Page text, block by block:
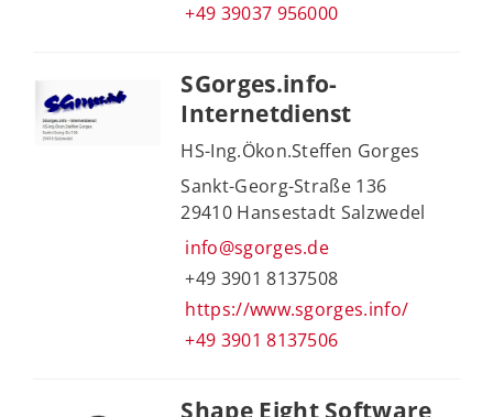
+49 39037 956000
SGorges.info-
Internetdienst
HS-Ing.Ökon.Steffen Gorges
Sankt-Georg-Straße 136
29410 Hansestadt Salzwedel
info@sgorges.de
+49 3901 8137508
https://www.sgorges.info/
+49 3901 8137506
Shape Eight Software